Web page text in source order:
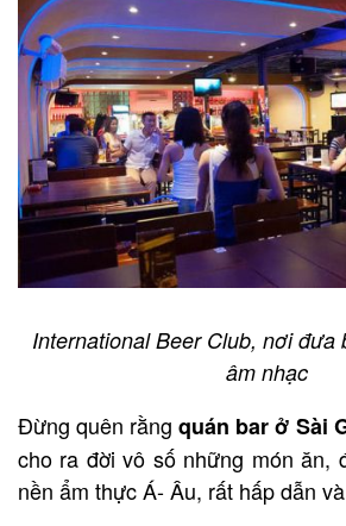
International Beer Club, nơi đưa
âm nhạc
Đừng quên rằngquán bar ở Sài
cho ra đời vô số những món ăn,
nền ẩm thực Á- Âu, rất hấp dẫn